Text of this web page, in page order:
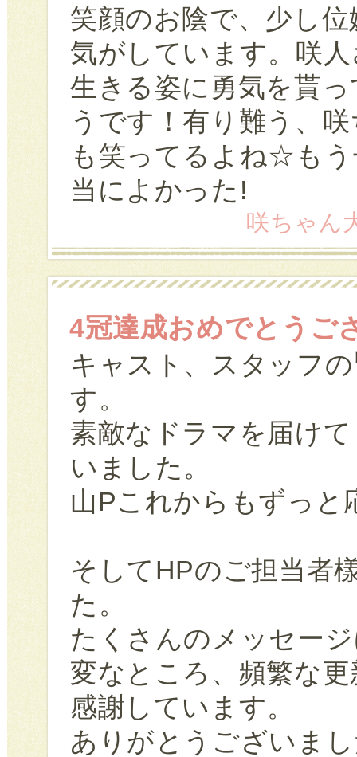
笑顔のお陰で、少し
気がしています。咲
生きる姿に勇気を貰
うです！有り難う、
も笑ってるよね☆も
当によかった!
咲ちゃん
4冠達成おめでとうご
キャスト、スタッフ
す。
素敵なドラマを届け
いました。
山Pこれからもずっと
そしてHPのご担当者
た。
たくさんのメッセー
変なところ、頻繁な
感謝しています。
ありがとうございま